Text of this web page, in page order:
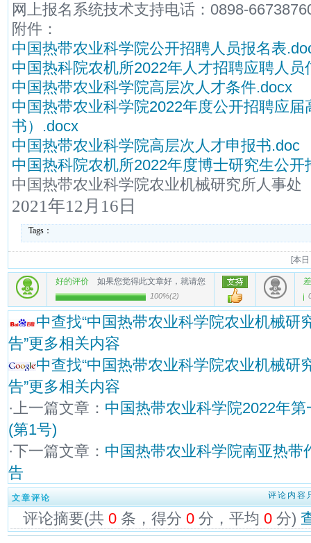
网上报名系统技术支持电话：0898-
附件：
中国热带农业科学院公开招聘人员报名表
中国热科院农机所2022年人才招聘应聘人员
中国热带农业科学院高层次人才条件.docx
中国热带农业科学院2022年度公开招聘应
书）.docx
中国热带农业科学院高层次人才申报书.doc
中国热科院农机所2022年度博士研究生公开
中国热带农业科学院农业机械研究所人事处
2021年12月16日
Tags：
[本
好的评价 如果您觉得此文章好，就请您
100%(2)
中查找“中国热带农业科学院农业机械研
告”更多相关内容
中查找“中国热带农业科学院农业机械研
告”更多相关内容
·上一篇文章： 中国热带农业科学院2022年
(第1号)
·下一篇文章： 中国热带农业科学院南亚热
告
文章评论 评论内容
评论摘要(共 0 条，得分 0 分，平均 0 分)